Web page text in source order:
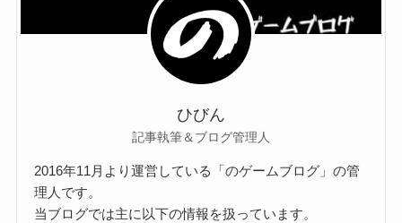
ひびん
記事執筆＆ブログ管理人
2016年11月より運営している「のゲームブログ」の管
理人です。
当ブログでは主に以下の情報を扱っています。